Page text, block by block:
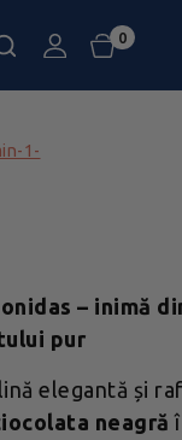
0
– inimă
pur
elegantă și
neagră